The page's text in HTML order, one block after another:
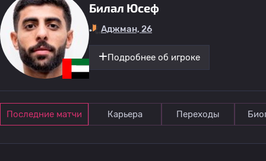
Билал Юсеф
Аджман, 26
Подробнее об игроке
Последние матчи Карьера Переходы